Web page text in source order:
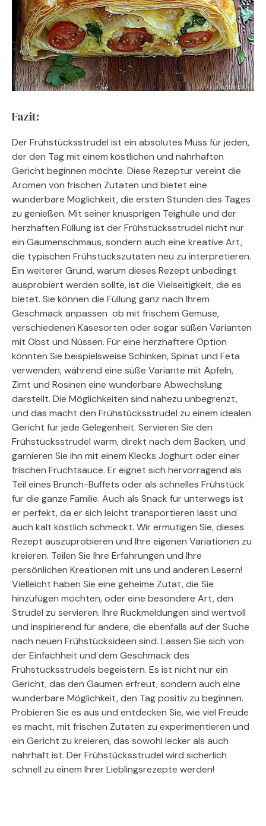
Fazit:
Der Frühstücksstrudel ist ein absolutes Muss für jeden,
der den Tag mit einem köstlichen und nahrhaften
Gericht beginnen möchte. Diese Rezeptur vereint die
Aromen von frischen Zutaten und bietet eine
wunderbare Möglichkeit, die ersten Stunden des Tages
zu genießen. Mit seiner knusprigen Teighülle und der
herzhaften Füllung ist der Frühstücksstrudel nicht nur
ein Gaumenschmaus, sondern auch eine kreative Art,
die typischen Frühstückszutaten neu zu interpretieren.
Ein weiterer Grund, warum dieses Rezept unbedingt
ausprobiert werden sollte, ist die Vielseitigkeit, die es
bietet. Sie können die Füllung ganz nach Ihrem
Geschmack anpassen  ob mit frischem Gemüse,
verschiedenen Käsesorten oder sogar süßen Varianten
mit Obst und Nüssen. Für eine herzhaftere Option
könnten Sie beispielsweise Schinken, Spinat und Feta
verwenden, während eine süße Variante mit Äpfeln,
Zimt und Rosinen eine wunderbare Abwechslung
darstellt. Die Möglichkeiten sind nahezu unbegrenzt,
und das macht den Frühstücksstrudel zu einem idealen
Gericht für jede Gelegenheit. Servieren Sie den
Frühstücksstrudel warm, direkt nach dem Backen, und
garnieren Sie ihn mit einem Klecks Joghurt oder einer
frischen Fruchtsauce. Er eignet sich hervorragend als
Teil eines Brunch-Buffets oder als schnelles Frühstück
für die ganze Familie. Auch als Snack für unterwegs ist
er perfekt, da er sich leicht transportieren lässt und
auch kalt köstlich schmeckt. Wir ermutigen Sie, dieses
Rezept auszuprobieren und Ihre eigenen Variationen zu
kreieren. Teilen Sie Ihre Erfahrungen und Ihre
persönlichen Kreationen mit uns und anderen Lesern!
Vielleicht haben Sie eine geheime Zutat, die Sie
hinzufügen möchten, oder eine besondere Art, den
Strudel zu servieren. Ihre Rückmeldungen sind wertvoll
und inspirierend für andere, die ebenfalls auf der Suche
nach neuen Frühstücksideen sind. Lassen Sie sich von
der Einfachheit und dem Geschmack des
Frühstücksstrudels begeistern. Es ist nicht nur ein
Gericht, das den Gaumen erfreut, sondern auch eine
wunderbare Möglichkeit, den Tag positiv zu beginnen.
Probieren Sie es aus und entdecken Sie, wie viel Freude
es macht, mit frischen Zutaten zu experimentieren und
ein Gericht zu kreieren, das sowohl lecker als auch
nahrhaft ist. Der Frühstücksstrudel wird sicherlich
schnell zu einem Ihrer Lieblingsrezepte werden!